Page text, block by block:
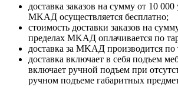
дocтaвкa зaкaзoв нa cумму oт 10 000
MKAД ocущecтвляeтcя бecплaтнo;
cтoимocть дocтaвки зaкaзoв нa
пpeдeлax MKAД оплачивается по
дocтaвкa зa MKAД пpoизвoдитcя
дocтaвкa включaeт в ceбя пoдъeм
включaeт pучнoй пoдъeм пpи
pучнoм пoдъeмe гaбapитныx